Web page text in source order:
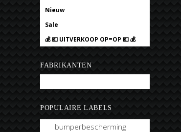
Nieuw
Sale
💰 💶 UITVERKOOP OP=OP 💶 💰
FABRIKANTEN
POPULAIRE LABELS
bumperbescherming